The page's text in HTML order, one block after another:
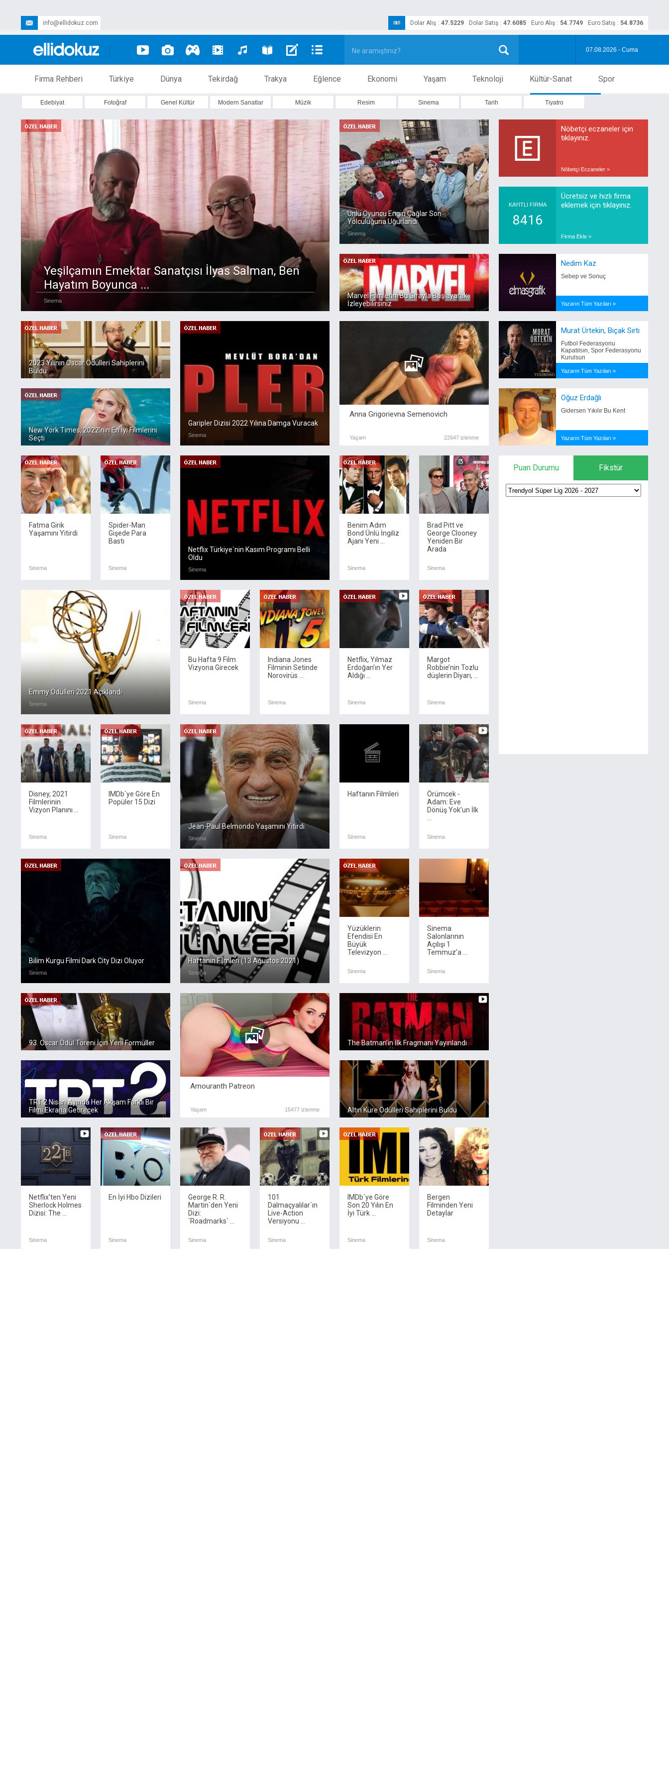
info@ellidokuz.com Dolar Alış : 47.5229 Dolar Satış : 47.6085 Euro Alış : 54.7749 Euro Satış : 54.8736
07.08.2026 - Cuma
Firma Rehberi Türkiye Dünya Tekirdağ Trakya Eğlence Ekonomi Yaşam Teknoloji Kültür-Sanat Spor
Edebiyat Fotoğraf Genel Kültür Modern Sanatlar Müzik Resim Sinema Tarih Tiyatro
Yeşilçamın Emektar Sanatçısı İlyas Salman, Ben
Hayatım Boyunca ...
Sinema
Ünlü Oyuncu Engin Çağlar Son
Yolculuğuna Uğurlandı
Sinema
Marvel Filmlerini Bu Sırayla Başlayarak
İzleyebilirsiniz
2023 Yılının Oscar Ödülleri Sahiplerini
Buldu
New York Times, 2022’nin En İyi Filmlerini
Seçti
Garipler Dizisi 2022 Yılına Damga Vuracak
Sinema
Anna Grigorievna Semenovich
Yaşam 22647 izlenme
Fatma Girik
Yaşamını Yitirdi
Sinema
Spider-Man
Gişede Para
Bastı
Sinema
Netflix Türkiye`nin Kasım Programı Belli
Oldu
Sinema
Benim Adım
Bond Ünlü İngiliz
Ajanı Yeni ...
Sinema
Brad Pitt ve
George Clooney
Yeniden Bir
Arada
Sinema
Emmy Ödülleri 2021 Açıklandı
Sinema
Bu Hafta 9 Film
Vizyona Girecek
Sinema
Indiana Jones
Filminin Setinde
Norovirüs ...
Sinema
Netflix, Yılmaz
Erdoğan’ın Yer
Aldığı ...
Sinema
Margot
Robbie’nin Tozlu
düşlerin Diyarı, ...
Sinema
Disney, 2021
Filmlerinin
Vizyon Planını ...
Sinema
IMDb`ye Göre En
Popüler 15 Dizi
Sinema
Jean-Paul Belmondo Yaşamını Yitirdi
Sinema
Haftanın Filmleri
Sinema
Örümcek -
Adam: Eve
Dönüş Yok’un İlk
Sinema
Bilim Kurgu Filmi Dark City Dizi Oluyor
Sinema
Haftanın Filmleri (13 Ağustos 2021)
Sinema
Yüzüklerin
Efendisi En
Büyük
Televizyon ...
Sinema
Sinema
Salonlarının
Açılışı 1
Temmuz’a ...
Sinema
93. Oscar Ödül Töreni İçin Yeni Formüller
TRT 2 Nisan Ayında Her Akşam Farklı Bir
Filmi Ekrana Getirecek
Amouranth Patreon
Yaşam 15477 izlenme
The Batman’in İlk Fragmanı Yayınlandı
Altın Küre Ödülleri Sahiplerini Buldu
Netflix’ten Yeni
Sherlock Holmes
Dizisi: The ...
Sinema
En İyi Hbo Dizileri
Sinema
George R. R.
Martin`den Yeni
Dizi:
`Roadmarks` ...
Sinema
101
Dalmaçyalılar`ın
Live-Action
Versiyonu ...
Sinema
IMDb`ye Göre
Son 20 Yılın En
İyi Türk ...
Sinema
Bergen
Filminden Yeni
Detaylar
Sinema
Nöbetçi eczaneler için
tıklayınız.
Nöbetçi Eczaneler >
KAYITLI FİRMA
8416
Ücretsiz ve hızlı firma
eklemek için tıklayınız.
Firma Ekle >
Nedim Kaz
Sebep ve Sonuç
Yazarın Tüm Yazıları »
Murat Ürtekin, Bıçak Sırtı
Futbol Federasyonu
Kapatılsın, Spor Federasyonu
Kurulsun
Yazarın Tüm Yazıları »
Oğuz Erdağlı
Gidersen Yıkılır Bu Kent
Yazarın Tüm Yazıları »
Puan Durumu Fikstür